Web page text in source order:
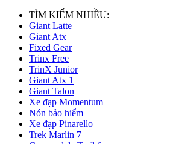
TÌM KIẾM NHIỀU:
Giant Latte
Giant Atx
Fixed Gear
Trinx Free
TrinX Junior
Giant Atx 1
Giant Talon
Xe đạp Momentum
Nón bảo hiểm
Xe đạp Pinarello
Trek Marlin 7